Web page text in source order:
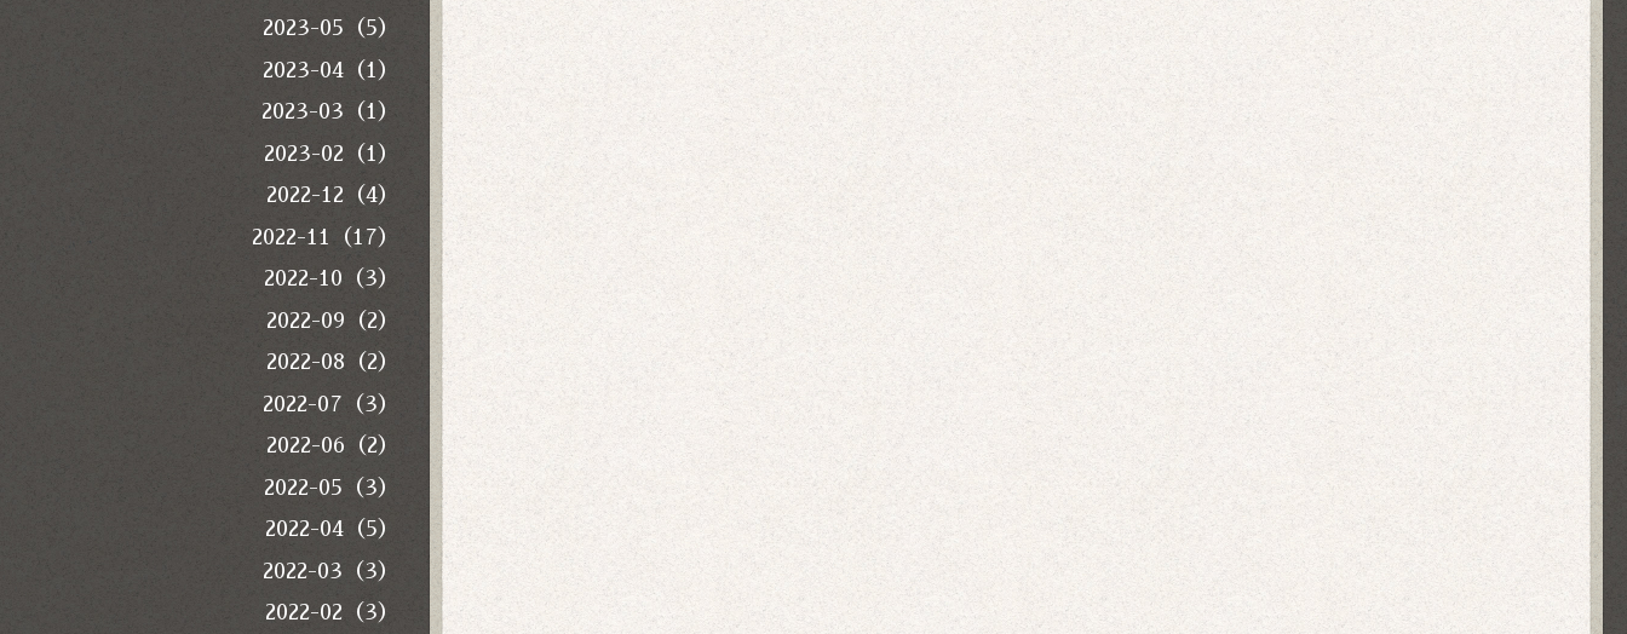
2023-05（5）
2023-04（1）
2023-03（1）
2023-02（1）
2022-12（4）
2022-11（17）
2022-10（3）
2022-09（2）
2022-08（2）
2022-07（3）
2022-06（2）
2022-05（3）
2022-04（5）
2022-03（3）
2022-02（3）